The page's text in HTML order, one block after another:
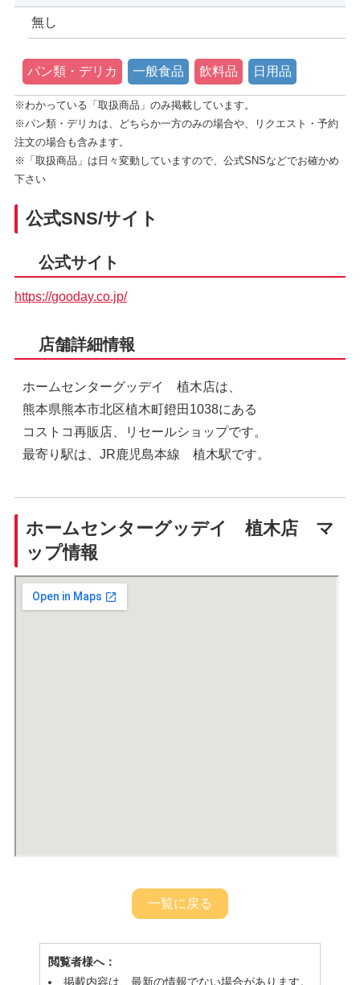
無し
パン類・デリカ 一般食品 飲料品 日用品
※わかっている「取扱商品」のみ掲載しています。
※パン類・デリカは、どちらか一方のみの場合や、リクエスト・予約
注文の場合も含みます。
※「取扱商品」は日々変動していますので、公式SNSなどでお確かめ
下さい
公式SNS/サイト
公式サイト
https://gooday.co.jp/
店舗詳細情報
ホームセンターグッデイ 植木店は、
熊本県熊本市北区植木町鐙田1038にある
コストコ再販店、リセールショップです。
最寄り駅は、JR鹿児島本線 植木駅です。
ホームセンターグッデイ 植木店 マ
ップ情報
一覧に戻る
閲覧者様へ：
掲載内容は、最新の情報でない場合があります。